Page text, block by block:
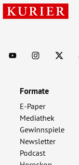
Formate
E-Paper
Mediathek
Gewinnspiele
Newsletter
Podcast